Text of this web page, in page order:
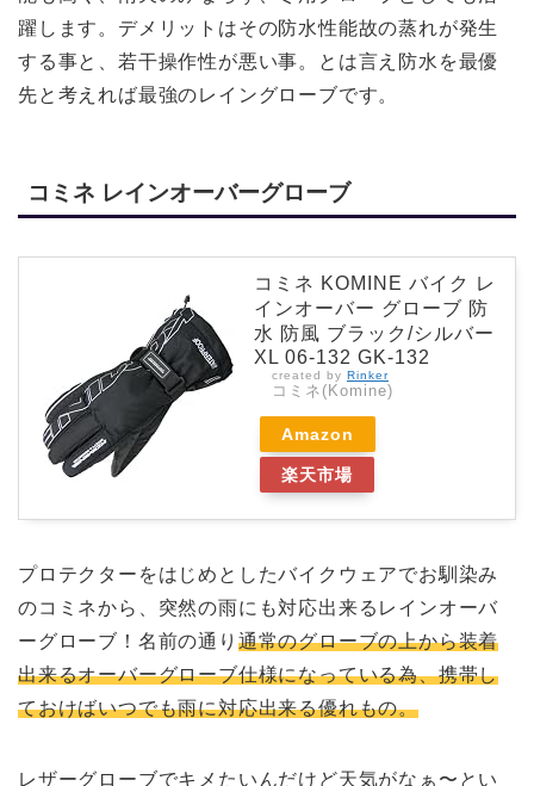
躍します。デメリットはその防水性能故の蒸れが発生
する事と、若干操作性が悪い事。とは言え防水を最優
先と考えれば最強のレイングローブです。
コミネ レインオーバーグローブ
コミネ KOMINE バイク レ
インオーバー グローブ 防
水 防風 ブラック/シルバー
XL 06-132 GK-132
created by Rinker
コミネ(Komine)
Amazon
楽天市場
プロテクターをはじめとしたバイクウェアでお馴染み
のコミネから、突然の雨にも対応出来るレインオーバ
ーグローブ！名前の通り 通常のグローブの上から装着
出来るオーバーグローブ仕様になっている為、携帯し
ておけばいつでも雨に対応出来る優れもの。
レザーグローブでキメたいんだけど天気がなぁ〜とい